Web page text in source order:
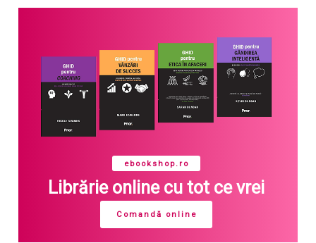
ebookshop.ro
Librărie online cu tot ce vrei
Comandă online